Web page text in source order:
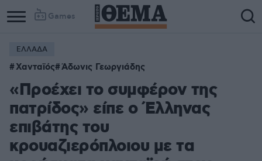
Games
ΕΛΛΑΔΑ
Χανταϊός Άδωνις Γεωργιάδης
«Προέχει το συμφέρον της
πατρίδος» είπε ο Έλληνας
επιβάτης του
κρουαζιερόπλοιου με τα